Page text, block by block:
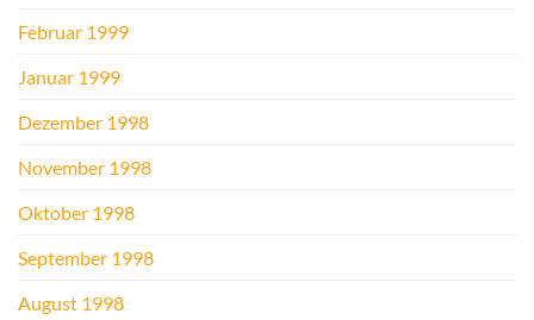
Februar 1999
Januar 1999
Dezember 1998
November 1998
Oktober 1998
September 1998
August 1998